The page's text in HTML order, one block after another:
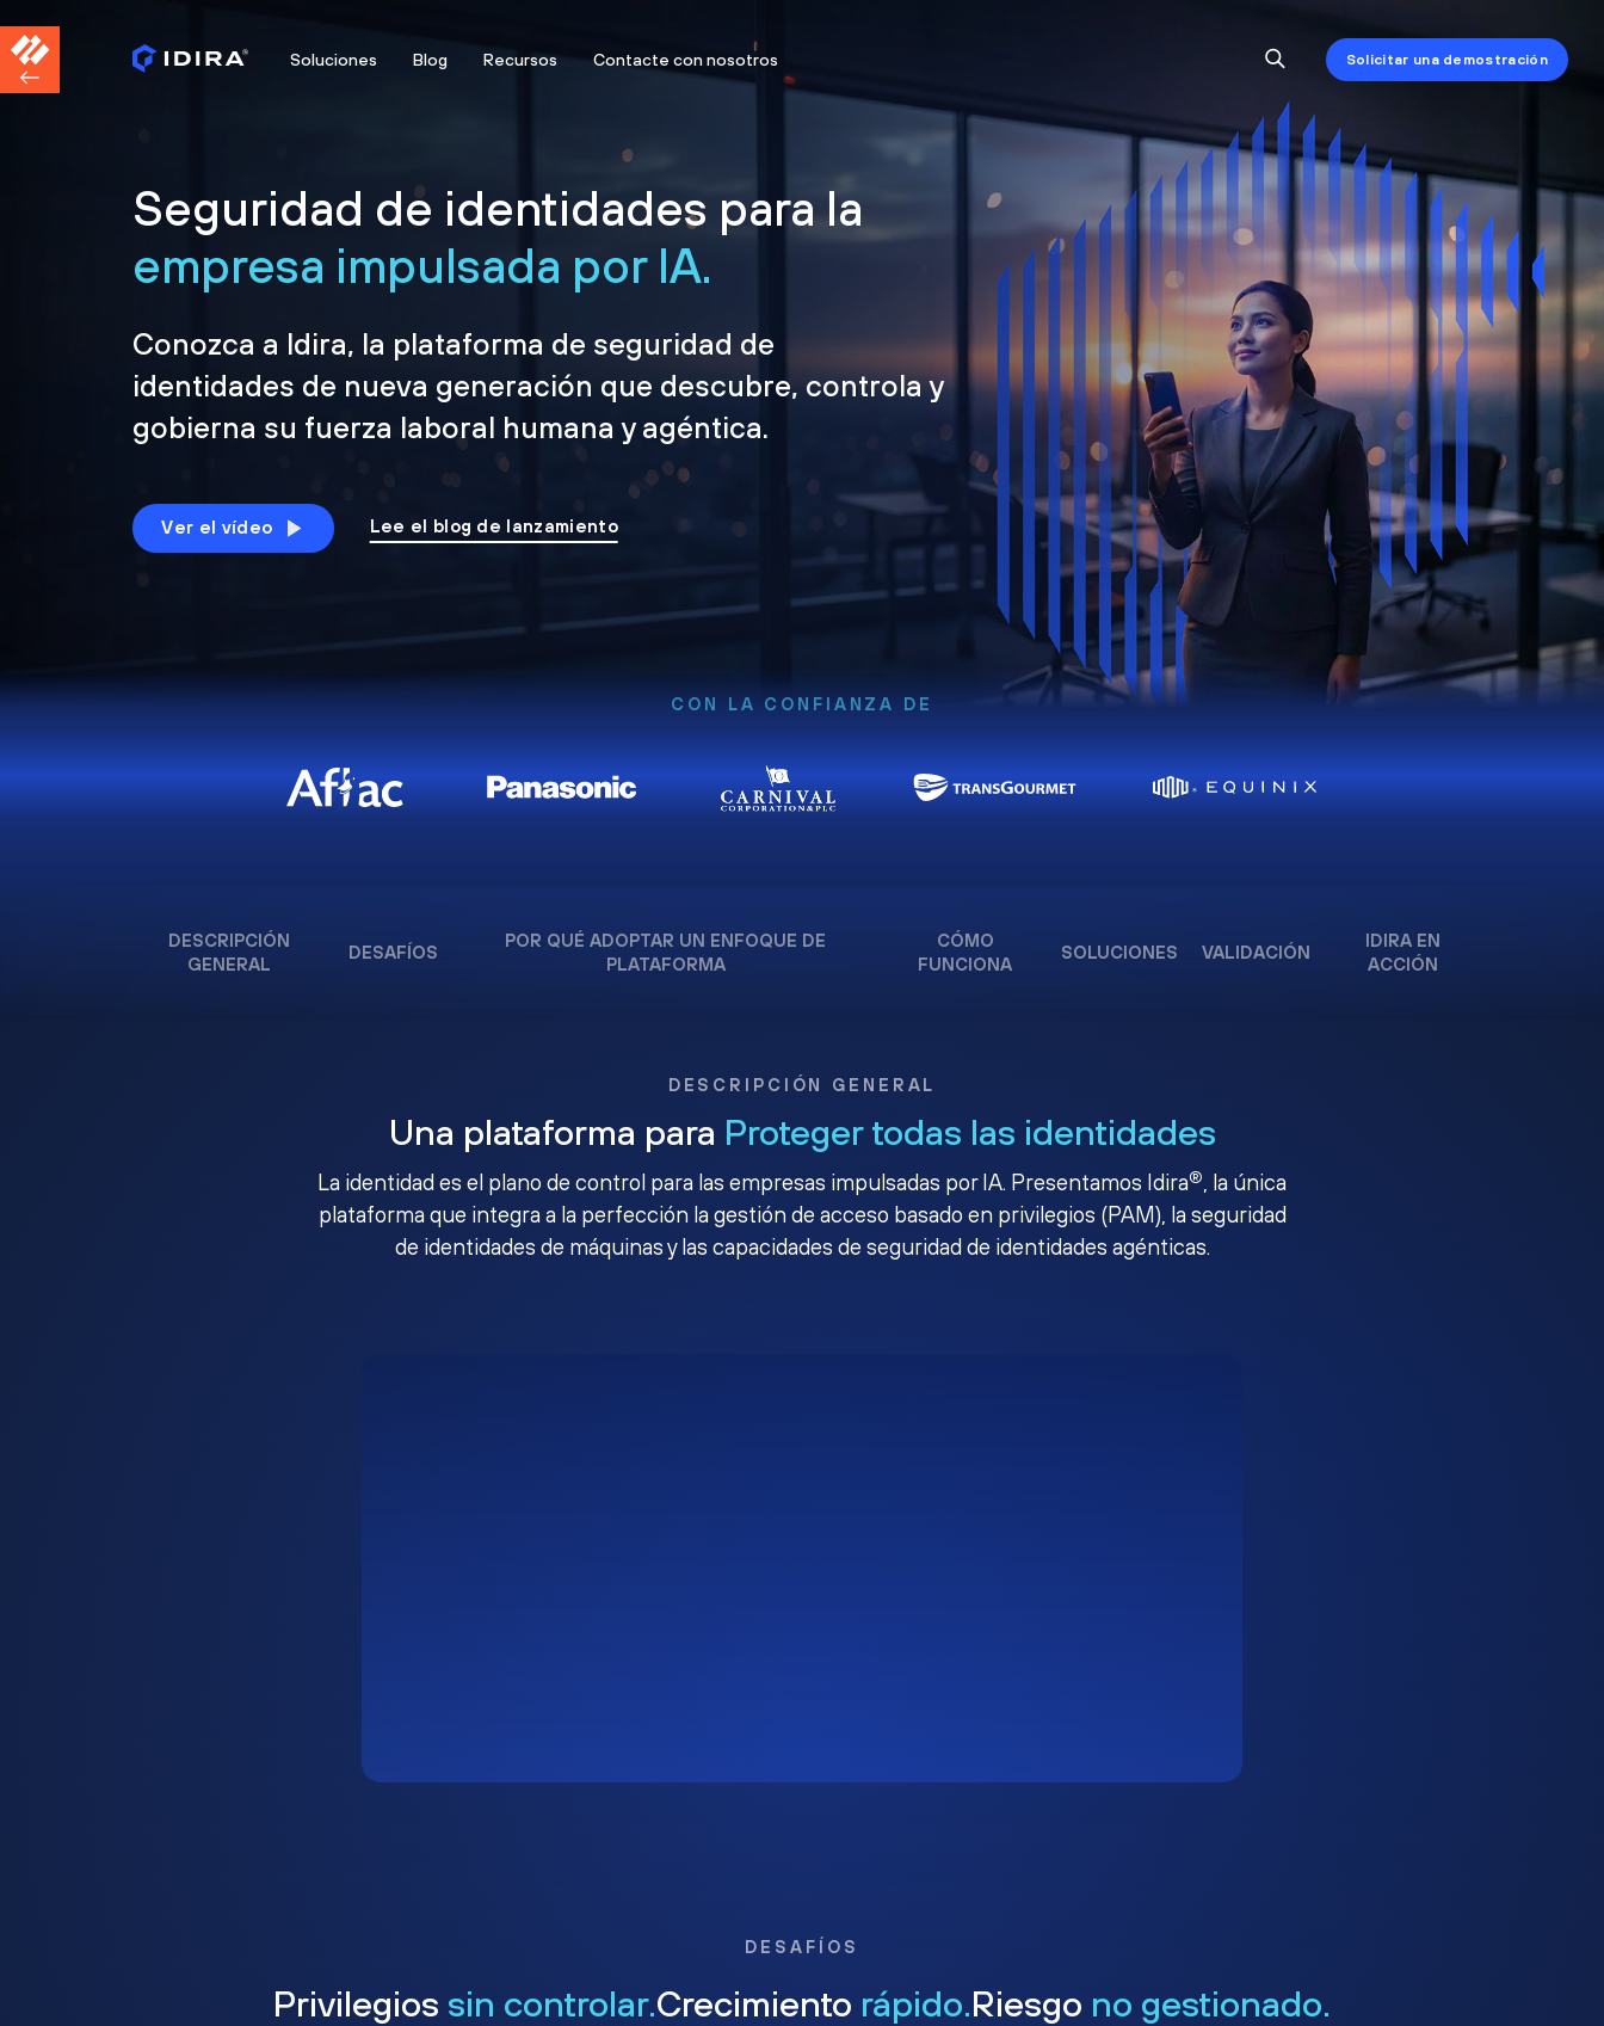
Soluciones Blog Recursos Contacte con nosotros Solicitar una demostración
Seguridad de identidades para la
empresa impulsada por IA.
Conozca a Idira, la plataforma de seguridad de
identidades de nueva generación que descubre, controla y
gobierna su fuerza laboral humana y agéntica.
Ver el vídeo Lee el blog de lanzamiento
CON LA CONFIANZA DE
DESCRIPCIÓN
GENERAL
DESAFÍOS
POR QUÉ ADOPTAR UN ENFOQUE DE
PLATAFORMA
CÓMO
FUNCIONA
SOLUCIONES VALIDACIÓN
IDIRA EN
ACCIÓN
DESCRIPCIÓN GENERAL
Una plataforma para Proteger todas las identidades
La identidad es el plano de control para las empresas impulsadas por IA. Presentamos Idira®, la única
plataforma que integra a la perfección la gestión de acceso basado en privilegios (PAM), la seguridad
de identidades de máquinas y las capacidades de seguridad de identidades agénticas.
DESAFÍOS
Privilegios sin controlar.Crecimiento rápido.Riesgo no gestionado.